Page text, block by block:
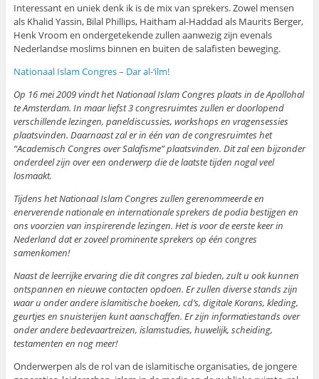
Interessant en uniek denk ik is de mix van sprekers. Zowel mensen
als Khalid Yassin, Bilal Phillips, Haitham al-Haddad als Maurits Berger,
Henk Vroom en ondergetekende zullen aanwezig zijn evenals
Nederlandse moslims binnen en buiten de salafisten beweging.
Nationaal Islam Congres – Dar al-‘ilm!
Op 16 mei 2009 vindt het Nationaal Islam Congres plaats in de Apollohal
te Amsterdam. In maar liefst 3 congresruimtes zullen er doorlopend
verschillende lezingen, paneldiscussies, workshops en vragensessies
plaatsvinden. Daarnaast zal er in één van de congresruimtes het
“Academisch Congres over Salafisme” plaatsvinden. Dit zal een bijzonder
onderdeel zijn over een onderwerp die de laatste tijden nogal veel
losmaakt.
Tijdens het Nationaal Islam Congres zullen gerenommeerde en
enerverende nationale en internationale sprekers de podia bestijgen en
ons voorzien van inspirerende lezingen. Het is voor de eerste keer in
Nederland dat er zoveel prominente sprekers op één congres
samenkomen!
Naast de leerrijke ervaring die dit congres zal bieden, zult u ook kunnen
ontspannen en nieuwe contacten opdoen. Er zullen diverse stands zijn
waar u onder andere islamitische boeken, cd’s, digitale Korans, kleding,
geurtjes en snuisterijen kunt aanschaffen. Er zijn informatiestands over
onder andere bedevaartreizen, islamstudies, huwelijk, scheiding,
testamenten en nog meer!
Onderwerpen als de rol van de islamitische organisaties, de jongere